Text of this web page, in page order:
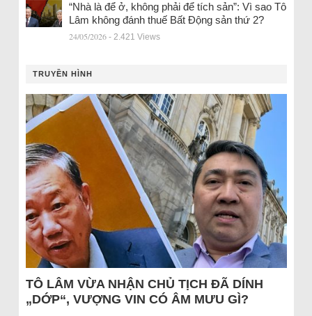
“Nhà là để ở, không phải để tích sản”: Vì sao Tô
Lâm không đánh thuế Bất Động sản thứ 2?
24/05/2026 - 2.421 Views
TRUYỀN HÌNH
TÔ LÂM VỪA NHẬN CHỦ TỊCH ĐÃ DÍNH
„DỚP“, VƯỢNG VIN CÓ ÂM MƯU GÌ?